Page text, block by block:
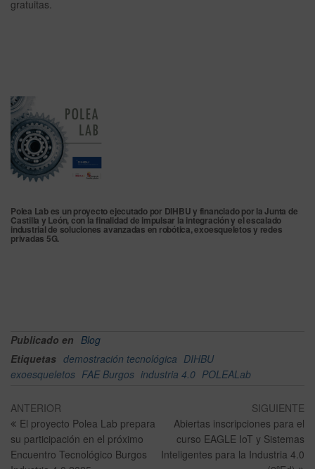
gratuitas.
Polea Lab es un proyecto ejecutado por DIHBU y financiado por la Junta de
Castilla y León, con la finalidad de impulsar la integración y el escalado
industrial de soluciones avanzadas en robótica, exoesqueletos y redes
privadas 5G.
Publicado en Blog
Etiquetas demostración tecnológica DIHBU
exoesqueletos FAE Burgos industria 4.0 POLEALab
ANTERIOR
El proyecto Polea Lab prepara
su participación en el próximo
Encuentro Tecnológico Burgos
SIGUIENTE
Abiertas inscripciones para el
curso EAGLE IoT y Sistemas
Inteligentes para la Industria 4.0